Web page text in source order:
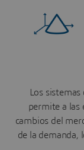
Los
permite a las
cambios del
de la demanda,